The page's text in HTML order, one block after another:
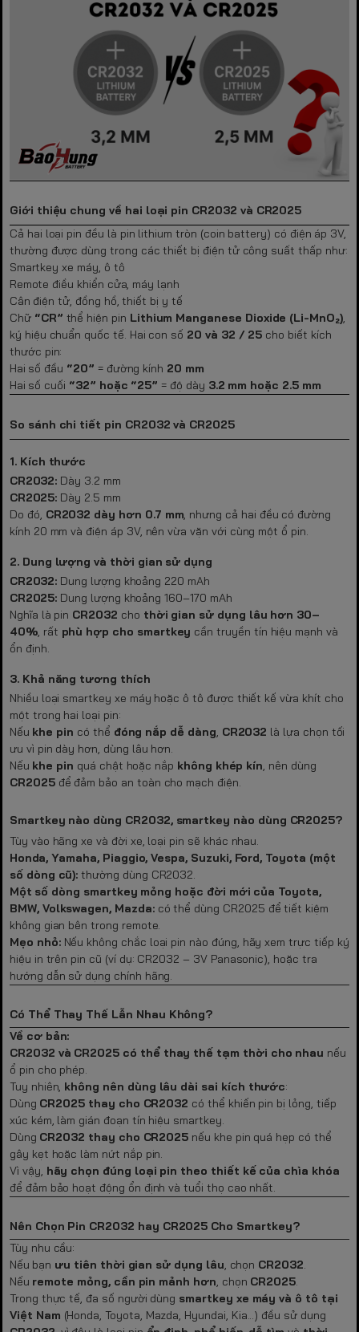
Giới thiệu chung về hai loại pin CR2032 và CR2025
Cả hai loại pin đều là pin lithium tròn (coin battery) có điện áp 3V,
thường được dùng trong các thiết bị điện tử công suất thấp như:
Smartkey xe máy, ô tô
Remote điều khiển cửa, máy lạnh
Cân điện tử, đồng hồ, thiết bị y tế
Chữ “CR” thể hiện pin Lithium Manganese Dioxide (Li-MnO₂),
ký hiệu chuẩn quốc tế. Hai con số 20 và 32 / 25 cho biết kích
thước pin:
Hai số đầu “20” = đường kính 20 mm
Hai số cuối “32” hoặc “25” = độ dày 3.2 mm hoặc 2.5 mm
So sánh chi tiết pin CR2032 và CR2025
1. Kích thước
CR2032: Dày 3.2 mm
CR2025: Dày 2.5 mm
Do đó, CR2032 dày hơn 0.7 mm, nhưng cả hai đều có đường
kính 20 mm và điện áp 3V, nên vừa vặn với cùng một ổ pin.
2. Dung lượng và thời gian sử dụng
CR2032: Dung lượng khoảng 220 mAh
CR2025: Dung lượng khoảng 160–170 mAh
Nghĩa là pin CR2032 cho thời gian sử dụng lâu hơn 30–
40%, rất phù hợp cho smartkey cần truyền tín hiệu mạnh và
ổn định.
3. Khả năng tương thích
Nhiều loại smartkey xe máy hoặc ô tô được thiết kế vừa khít cho
một trong hai loại pin:
Nếu khe pin có thể đóng nắp dễ dàng, CR2032 là lựa chọn tối
ưu vì pin dày hơn, dùng lâu hơn.
Nếu khe pin quá chật hoặc nắp không khép kín, nên dùng
CR2025để đảm bảo an toàn cho mạch điện.
Smartkey nào dùng CR2032, smartkey nào dùng CR2025?
Tùy vào hãng xe và đời xe, loại pin sẽ khác nhau.
Honda, Yamaha, Piaggio, Vespa, Suzuki, Ford, Toyota (một
số dòng cũ): thường dùng CR2032.
Một số dòng smartkey mỏng hoặc đời mới của Toyota,
BMW, Volkswagen, Mazda: có thể dùng CR2025 để tiết kiệm
không gian bên trong remote.
Mẹo nhỏ:Nếu không chắc loại pin nào đúng, hãy xem trực tiếp ký
hiệu in trên pin cũ (ví dụ: CR2032 – 3V Panasonic), hoặc tra
hướng dẫn sử dụng chính hãng.
Có Thể Thay Thế Lẫn Nhau Không?
Về cơ bản:
CR2032 và CR2025 có thể thay thế tạm thời cho nhau nếu
ổ pin cho phép.
Tuy nhiên, không nên dùng lâu dài sai kích thước:
Dùng CR2025 thay cho CR2032 có thể khiến pin bị lỏng, tiếp
xúc kém, làm gián đoạn tín hiệu smartkey.
Dùng CR2032 thay cho CR2025 nếu khe pin quá hẹp có thể
gây kẹt hoặc làm nứt nắp pin.
Vì vậy, hãy chọn đúng loại pin theo thiết kế của chìa khóa
để đảm bảo hoạt động ổn định và tuổi thọ cao nhất.
Nên Chọn Pin CR2032 hay CR2025 Cho Smartkey?
Tùy nhu cầu:
Nếu bạn ưu tiên thời gian sử dụng lâu, chọn CR2032.
Nếu remote mỏng, cần pin mảnh hơn, chọn CR2025.
Trong thực tế, đa số người dùng smartkey xe máy và ô tô tại
Việt Nam (Honda, Toyota, Mazda, Hyundai, Kia...) đều sử dụng